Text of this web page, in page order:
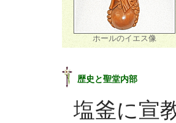
ホールのイエス像
歴史と聖堂内部
塩釜に宣